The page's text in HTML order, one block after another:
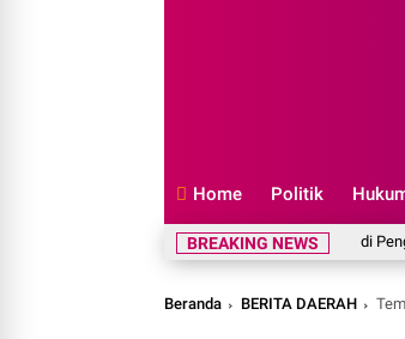
Home Politik
BREAKING NEWS
Muzani: Ziarah ke Makam Bung Karno Jadi Pengingat
Beranda BERITA DAERAH